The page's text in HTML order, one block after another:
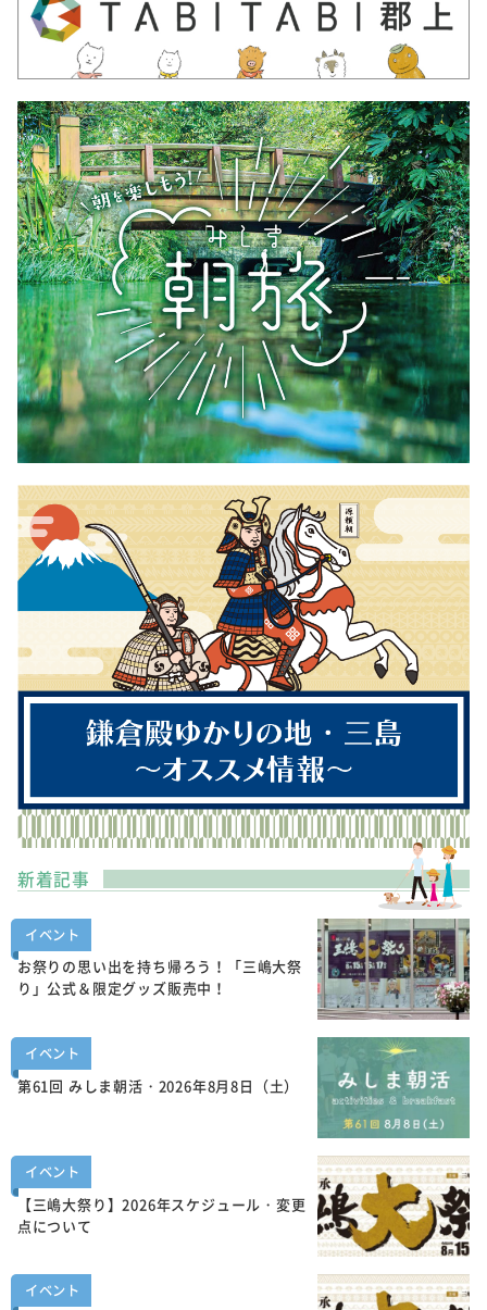
新着記事
イベント
お祭りの思い出を持ち帰ろう！「三嶋大祭
り」公式＆限定グッズ販売中！
イベント
第61回 みしま朝活・2026年8月8日（土）
イベント
【三嶋大祭り】2026年スケジュール・変更
点について
イベント